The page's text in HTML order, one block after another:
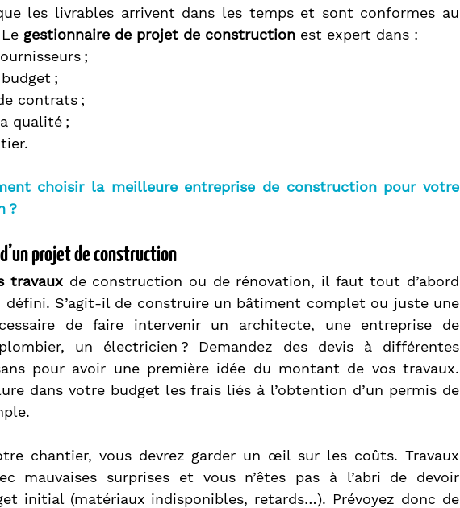
les livrables arrivent dans les temps et sont conformes au
gestionnaire de projet de construction est expert dans :
;
;
contrats ;
qualité ;
choisir la meilleure entreprise de construction pour votre
?
projet de construction
travaux de construction ou de rénovation, il faut tout d’abord
défini. S’agit-il de construire un bâtiment complet ou juste une
de faire intervenir un architecte, une entreprise de
un électricien ? Demandez des devis à différentes
pour avoir une première idée du montant de vos travaux.
dans votre budget les frais liés à l’obtention d’un permis de
chantier, vous devrez garder un œil sur les coûts. Travaux
mauvaises surprises et vous n’êtes pas à l’abri de devoir
initial (matériaux indisponibles, retards…). Prévoyez donc de